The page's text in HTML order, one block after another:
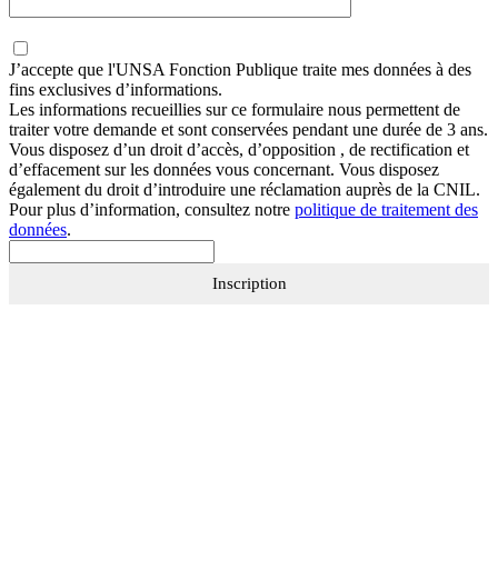
J’accepte que l'UNSA Fonction Publique traite mes données à des
fins exclusives d’informations.
Les informations recueillies sur ce formulaire nous permettent de
traiter votre demande et sont conservées pendant une durée de 3 ans.
Vous disposez d’un droit d’accès, d’opposition , de rectification et
d’effacement sur les données vous concernant. Vous disposez
également du droit d’introduire une réclamation auprès de la CNIL.
Pour plus d’information, consultez notre politique de traitement des
données.
Inscription